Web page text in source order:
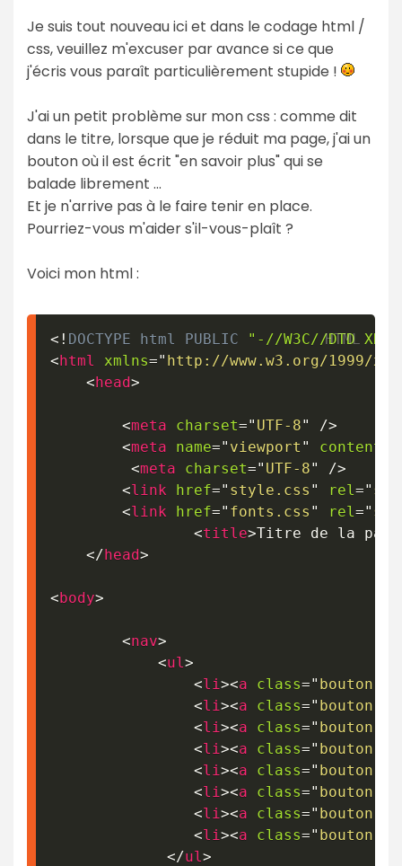
Je suis tout nouveau ici et dans le codage html /
css, veuillez m'excuser par avance si ce que
j'écris vous paraît particulièrement stupide !
J'ai un petit problème sur mon css : comme dit
dans le titre, lorsque que je réduit ma page, j'ai un
bouton où il est écrit "en savoir plus" qui se
balade librement ...
Et je n'arrive pas à le faire tenir en place.
Pourriez-vous m'aider s'il-vous-plaît ?
Voici mon html :
<! DOCTYPE html PUBLIC
"-//W3C//DTD
<html xmlns=" http://www.w3.org/1999/
<head>
<meta charset=" UTF-8"
/>
<meta name=" viewport " content
<meta charset=" UTF-8"
/>
<link href=" style.css " rel ="
<link href=" fonts.css " rel ="
<title>Titre de la page
</head>
<body>
<nav>
<ul >
<li ><a class=" bouton
<li ><a class=" bouton
<li ><a class=" bouton
<li ><a class=" bouton
<li ><a class=" bouton
<li ><a class=" bouton
<li ><a class=" bouton
<li ><a class=" bouton
</ul >